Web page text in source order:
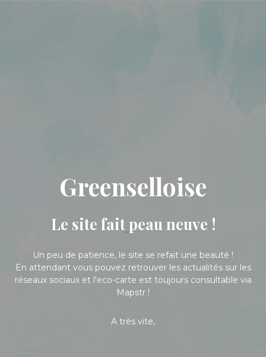
Greenselloise
Le site fait peau neuve !
Un peu de patience, le site se refait une beauté !
En attendant vous pouvez retrouver les actualités sur les
réseaux sociaux et l'eco-carte est toujours consultable via
Mapstr !
A très vite,